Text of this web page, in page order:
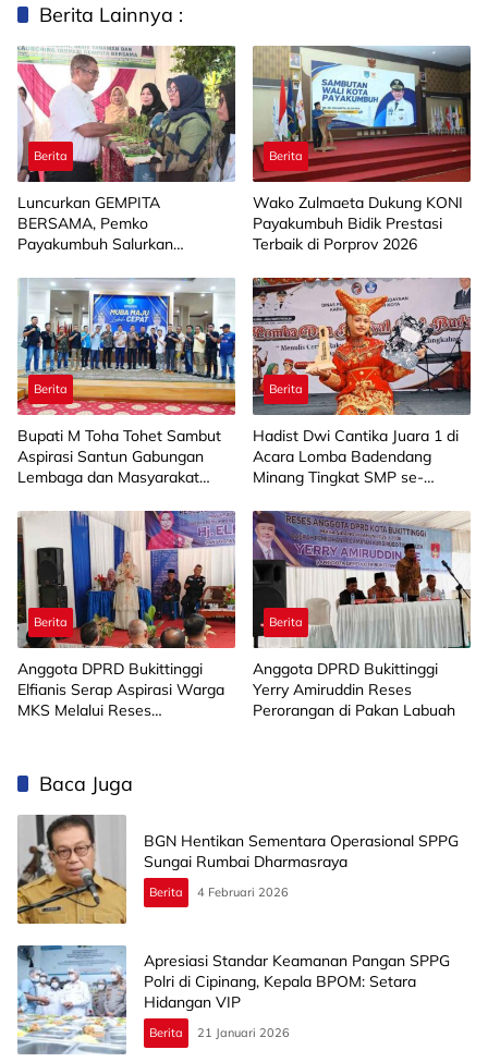
Berita Lainnya :
Berita
Luncurkan GEMPITA
BERSAMA, Pemko
Payakumbuh Salurkan
kepada 15 KWT
Berita
Wako Zulmaeta Dukung KONI
Payakumbuh Bidik Prestasi
Terbaik di Porprov 2026
Berita
Bupati M Toha Tohet Sambut
Aspirasi Santun Gabungan
Lembaga dan Masyarakat
Berita
Hadist Dwi Cantika Juara 1 di
Acara Lomba Badendang
Minang Tingkat SMP se-
Berita
Anggota DPRD Bukittinggi
Elfianis Serap Aspirasi Warga
MKS Melalui Reses
Berita
Anggota DPRD Bukittinggi
Yerry Amiruddin Reses
Perorangan di Pakan Labuah
Baca Juga
BGN Hentikan Sementara Operasional SPPG
Sungai Rumbai Dharmasraya
Berita 4 Februari 2026
Apresiasi Standar Keamanan Pangan SPPG
Polri di Cipinang, Kepala BPOM: Setara
Hidangan VIP
Berita 21 Januari 2026